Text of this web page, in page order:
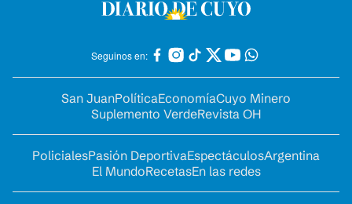
Seguinos en:
San JuanPolíticaEconomíaCuyo Minero
Suplemento VerdeRevista OH
PolicialesPasión DeportivaEspectáculosArgentina
El MundoRecetasEn las redes